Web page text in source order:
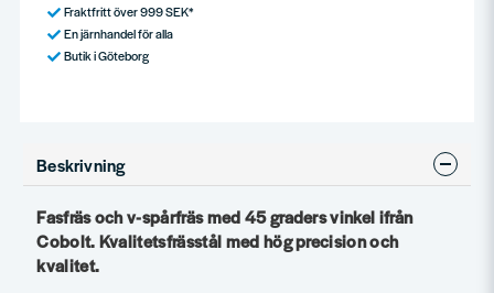
Fraktfritt över 999 SEK*
En järnhandel för alla
Butik i Göteborg
Beskrivning
Fasfräs och v-spårfräs med 45 graders vinkel ifrån
Cobolt. Kvalitetsfrässtål med hög precision och
kvalitet.